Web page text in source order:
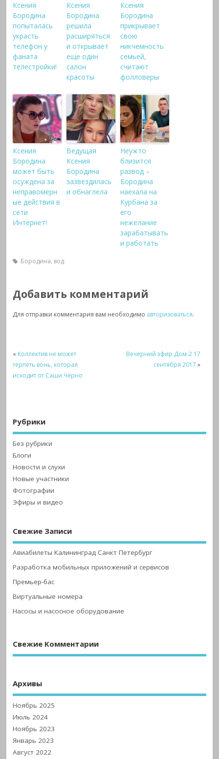
Ксения
Бородина
попыталась
украсть
телефон у
фаната
телестройки!
Ксения
Бородина
решила
расширяться
и открывает
еще один
салон
красоты
Ксения
Бородина
прикрывает
свою
никчемность
семьей,
считают
фолловеры
Ксения
Бородина
может быть
осуждена за
неправомерн
ые действия в
сети
Интернет!
Ведущая
Ксения
Бородина
зазвездилась
и обнаглела
Неужто
близится
развод –
Бородина
наехала на
Курбана за
его
нежелание
зарабатывать
и работать
Бородина, вод
Добавить комментарий
Для отправки комментария вам необходимо авторизоваться.
« Коллектив не может
терпеть вонь, которая
исходит от Саши Черно
Вечерний эфир Дом-2 17
сентября 2017 »
Рубрики
Без рубрики
Блоги
Новости и слухи
Новые участники
Фотографии
Эфиры и видео
Свежие Записи
Авиабилеты Калининград Санкт Петербург
Разработка мобильных приложений и сервисов
Премьер-бас
Виртуальные номера
Насосы и насосное оборудование
Свежие Комментарии
Архивы
Ноябрь 2025
Июль 2024
Ноябрь 2023
Январь 2023
Август 2022